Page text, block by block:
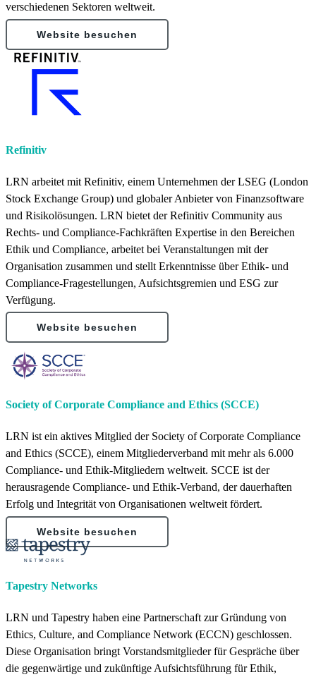
verschiedenen Sektoren weltweit.
Website besuchen
Refinitiv
LRN arbeitet mit Refinitiv, einem Unternehmen der LSEG (London
Stock Exchange Group) und globaler Anbieter von Finanzsoftware
und Risikolösungen. LRN bietet der Refinitiv Community aus
Rechts- und Compliance-Fachkräften Expertise in den Bereichen
Ethik und Compliance, arbeitet bei Veranstaltungen mit der
Organisation zusammen und stellt Erkenntnisse über Ethik- und
Compliance-Fragestellungen, Aufsichtsgremien und ESG zur
Verfügung.
Website besuchen
Society of Corporate Compliance and Ethics (SCCE)
LRN ist ein aktives Mitglied der Society of Corporate Compliance
and Ethics (SCCE), einem Mitgliederverband mit mehr als 6.000
Compliance- und Ethik-Mitgliedern weltweit. SCCE ist der
herausragende Compliance- und Ethik-Verband, der dauerhaften
Erfolg und Integrität von Organisationen weltweit fördert.
Website besuchen
Tapestry Networks
LRN und Tapestry haben eine Partnerschaft zur Gründung von
Ethics, Culture, and Compliance Network (ECCN) geschlossen.
Diese Organisation bringt Vorstandsmitglieder für Gespräche über
die gegenwärtige und zukünftige Aufsichtsführung für Ethik,